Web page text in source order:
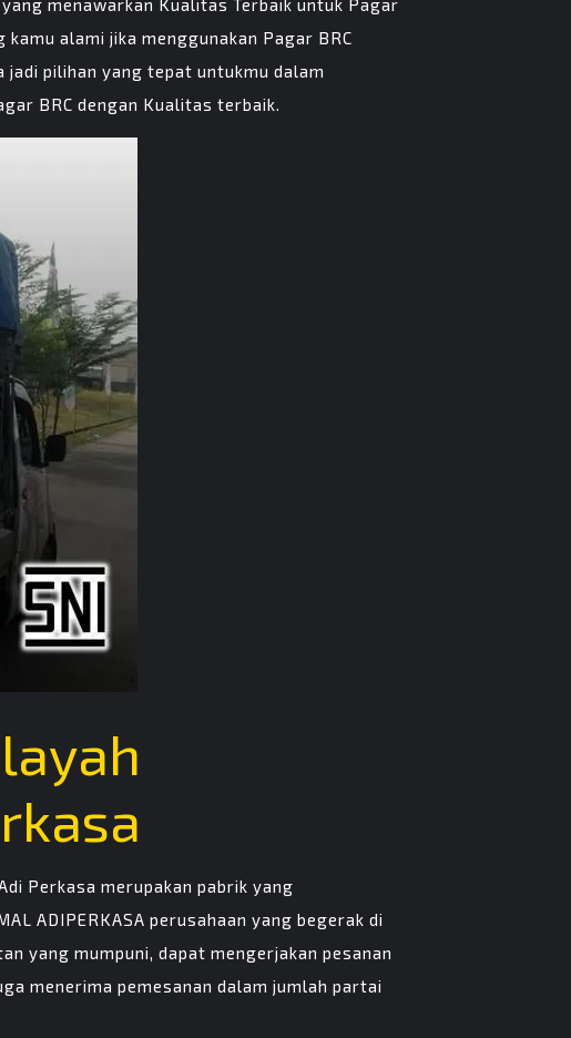
menawarkan Kualitas Terbaik untuk Pagar
alami jika menggunakan Pagar BRC
jadi pilihan yang tepat untukmu dalam
BRC dengan Kualitas terbaik.
Perkasa merupakan pabrik yang
ADIPERKASA perusahaan yang begerak di
yang mumpuni, dapat mengerjakan pesanan
menerima pemesanan dalam jumlah partai